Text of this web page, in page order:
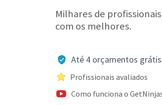
Milhares de
com os melhores.
Até 4 orçamentos
Profissionais avaliados
Como funciona o